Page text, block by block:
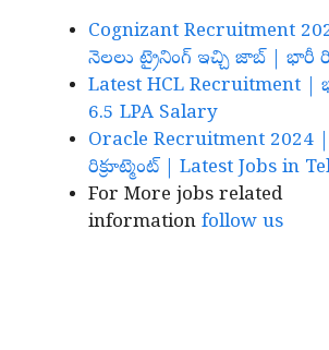
Cognizant Recruitment
నెలలు ట్రైనింగ్ ఇచ్చి జాబ్ | భారీ
Latest HCL Recruitment |
6.5 LPA Salary
Oracle Recruitment 2024
రిక్రూట్మెంట్ | Latest Jobs in
For More jobs related
information follow us